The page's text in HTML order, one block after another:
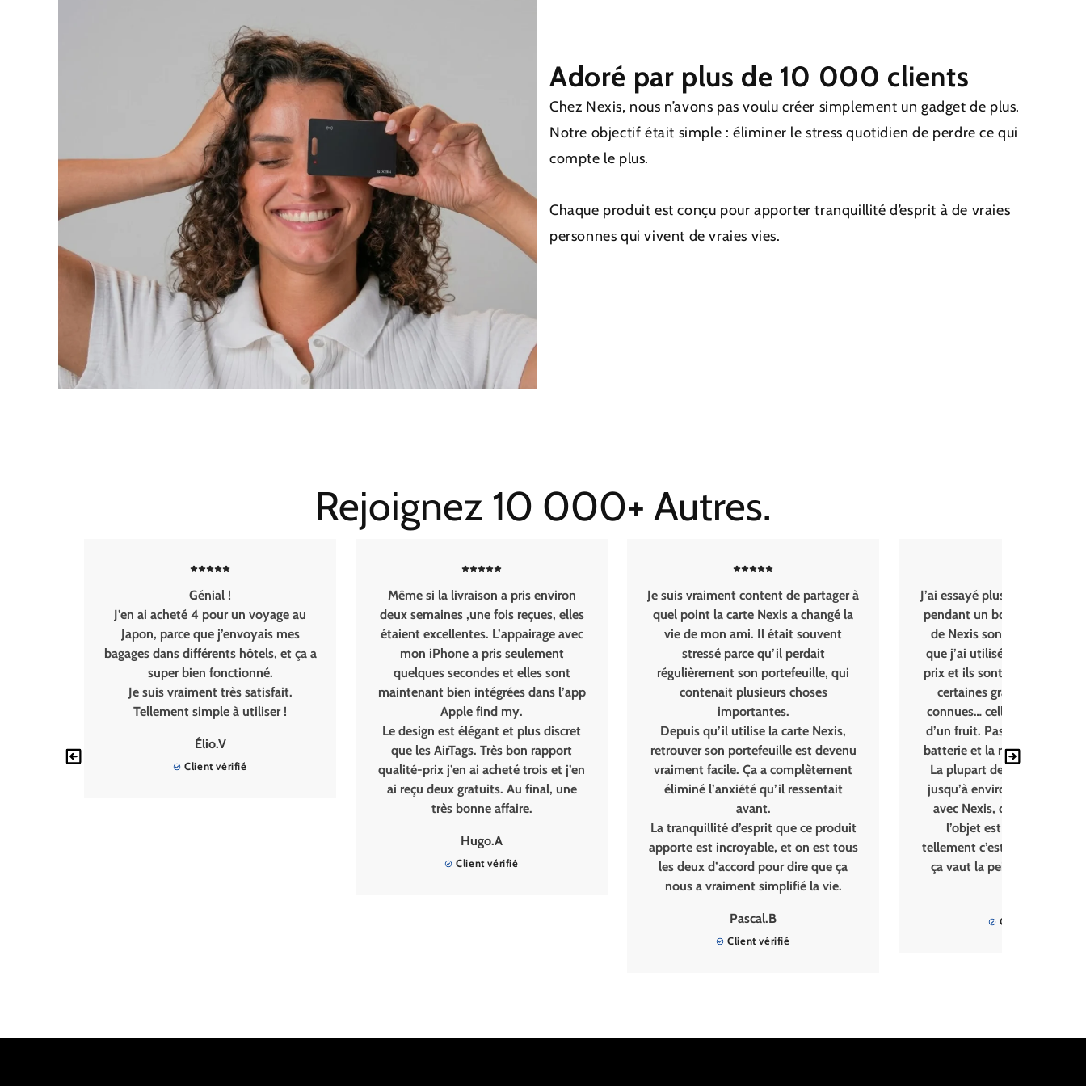
Adoré par plus de 10 000 clients
Chez Nexis, nous n’avons pas voulu créer simplement un gadget de plus.
Notre objectif était simple : éliminer le stress quotidien de perdre ce qui
compte le plus.
Chaque produit est conçu pour apporter tranquillité d’esprit à de vraies
personnes qui vivent de vraies vies.
Rejoignez 10 000+ Autres.
J’ai essayé plusieurs types de
pendant un bon moment, mais
de Nexis sont de loin les meilleurs
que j’ai utilisés. Ça vaut vraiment
prix et ils sont même plus précis
certaines grandes marques bien
connues… celles qui portent le
d’un fruit. Pas besoin de changer
batterie et la recharge se fait sans
La plupart des traceurs sont précis
jusqu’à environ 10–12 mètres,
avec Nexis, on dirait presque que
l’objet est juste devant nous
tellement c’est précis.
ça vaut la peine de passer à Nexis.
Client vérifié
Génial !
J’en ai acheté 4 pour un voyage au
Japon, parce que j’envoyais mes
bagages dans différents hôtels, et ça a
super bien fonctionné.
Je suis vraiment très satisfait.
Tellement simple à utiliser !
Client vérifié
Même si la livraison a pris environ
deux semaines ,une fois reçues, elles
étaient excellentes. L’appairage avec
mon iPhone a pris seulement
quelques secondes et elles sont
maintenant bien intégrées dans l’app
Apple find my.
Le design est élégant et plus discret
que les AirTags. Très bon rapport
qualité-prix j’en ai acheté trois et j’en
ai reçu deux gratuits. Au final, une
très bonne affaire.
Hugo.A
Client vérifié
Je suis vraiment content de partager à
quel point la carte Nexis a changé la
vie de mon ami. Il était souvent
stressé parce qu’il perdait
régulièrement son portefeuille, qui
contenait plusieurs choses
importantes.
Depuis qu’il utilise la carte Nexis,
retrouver son portefeuille est devenu
vraiment facile. Ça a complètement
éliminé l’anxiété qu’il ressentait
avant.
La tranquillité d’esprit que ce produit
apporte est incroyable, et on est tous
les deux d’accord pour dire que ça
nous a vraiment simplifié la vie.
Pascal.B
Client vérifié